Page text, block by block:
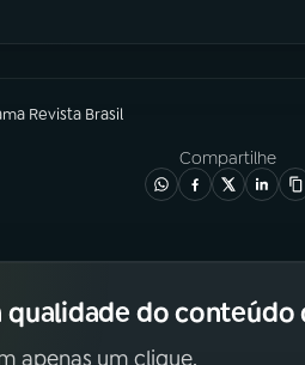
Revista Brasil
Compartilhe
qualidade do conteúdo
apenas um clique.